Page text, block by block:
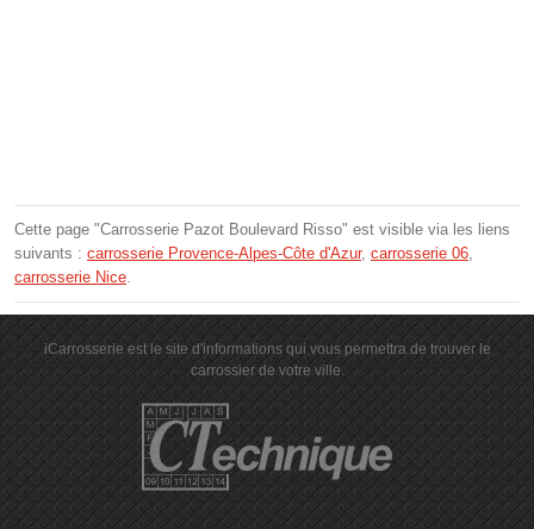
Cette page "Carrosserie Pazot Boulevard Risso" est visible via les liens
suivants : carrosserie Provence-Alpes-Côte d'Azur, carrosserie 06,
carrosserie Nice.
iCarrosserie est le site d'informations qui vous permettra de trouver le
carrossier de votre ville.